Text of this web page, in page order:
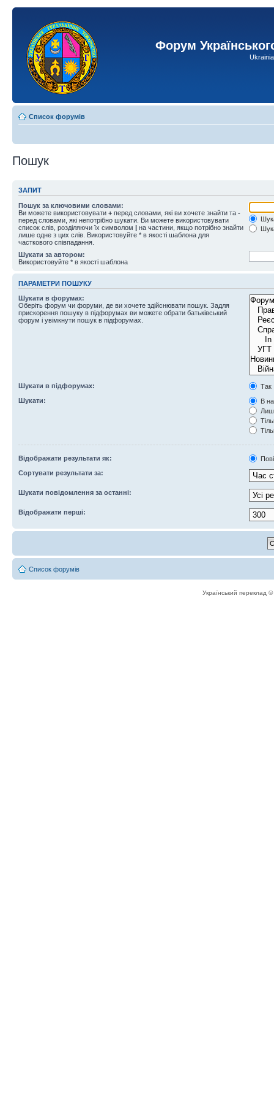
Форум
Список форумів
Пошук
ЗАПИТ
Пошук за ключовими словами:
Ви можете використовувати + перед словами, які ви хочете знайти та -
перед словами, які непотрібно шукати. Ви можете використовувати
список слів, розділяючи їх символом | на частини, якщо потрібно знайти
лише одне з цих слів. Використовуйте * в якості шаблона для
часткового співпадання.
Шукати за автором:
Використовуйте * в якості шаблона
ПАРАМЕТРИ ПОШУКУ
Шукати в форумах:
Оберіть форум чи форуми, де ви хочете здійснювати пошук. Задля
прискорення пошуку в підфорумах ви можете обрати батьківський
форум і увімкнути пошук в підфорумах.
Шукати в підфорумах:
Так
Шукати:
В
Відображати результати як:
Сортувати результати за:
Шукати повідомлення за останні:
Відображати перші:
Список форумів
Український переклад